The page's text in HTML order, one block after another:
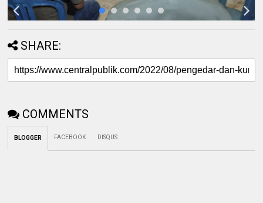
SHARE:
COMMENTS
BLOGGER FACEBOOK DISQUS